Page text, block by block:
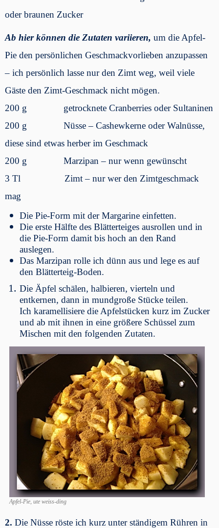
oder braunen Zucker
Ab hier können die Zutaten variieren, um die Apfel-
Pie den persönlichen Geschmackvorlieben anzupassen
– ich persönlich lasse nur den Zimt weg, weil viele
Gäste den Zimt-Geschmack nicht mögen.
200 g getrocknete Cranberries oder Sultaninen
200 g Nüsse – Cashewkerne oder Walnüsse,
diese sind etwas herber im Geschmack
200 g Marzipan – nur wenn gewünscht
3 Tl Zimt – nur wer den Zimtgeschmack
mag
Die Pie-Form mit der Margarine einfetten.
Die erste Hälfte des Blätterteiges ausrollen und in
die Pie-Form damit bis hoch an den Rand
auslegen.
Das Marzipan rolle ich dünn aus und lege es auf
den Blätterteig-Boden.
Die Äpfel schälen, halbieren, vierteln und
entkernen, dann in mundgroße Stücke teilen.
Ich karamellisiere die Apfelstücken kurz im Zucker
und ab mit ihnen in eine größere Schüssel zum
Mischen mit den folgenden Zutaten.
Apfel-Pie, ute weiss-ding
2. Die Nüsse röste ich kurz unter ständigem Rühren in